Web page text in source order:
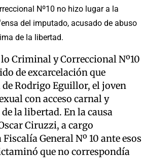
Nº10 no hizo lugar a la
del imputado, acusado de abuso
de la libertad.
Criminal y Correccional Nº10
de excarcelación que
de Rodrigo Eguillor, el joven
con acceso carnal y
la libertad. En la causa
Ciruzzi, a cargo
General Nº 10 ante esos
que no correspondía